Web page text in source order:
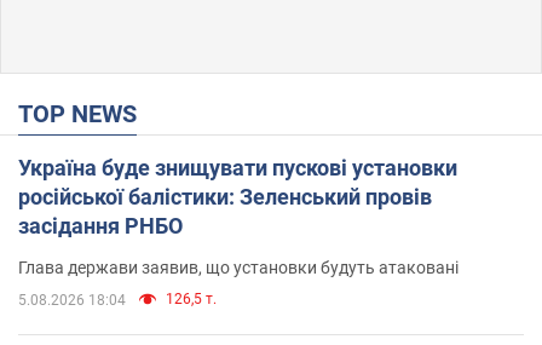
TOP NEWS
Україна буде знищувати пускові установки
російської балістики: Зеленський провів
засідання РНБО
Глава держави заявив, що установки будуть атаковані
5.08.2026 18:04 126,5 т.